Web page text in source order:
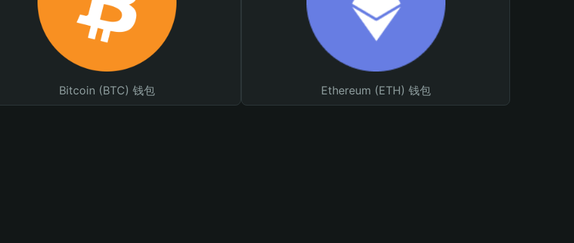
Bitcoin (BTC) 钱包 Ethereum (ETH) 钱包